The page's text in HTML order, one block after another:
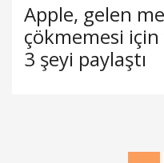
Apple, gelen
çökmemesi için
3 şeyi paylaştı